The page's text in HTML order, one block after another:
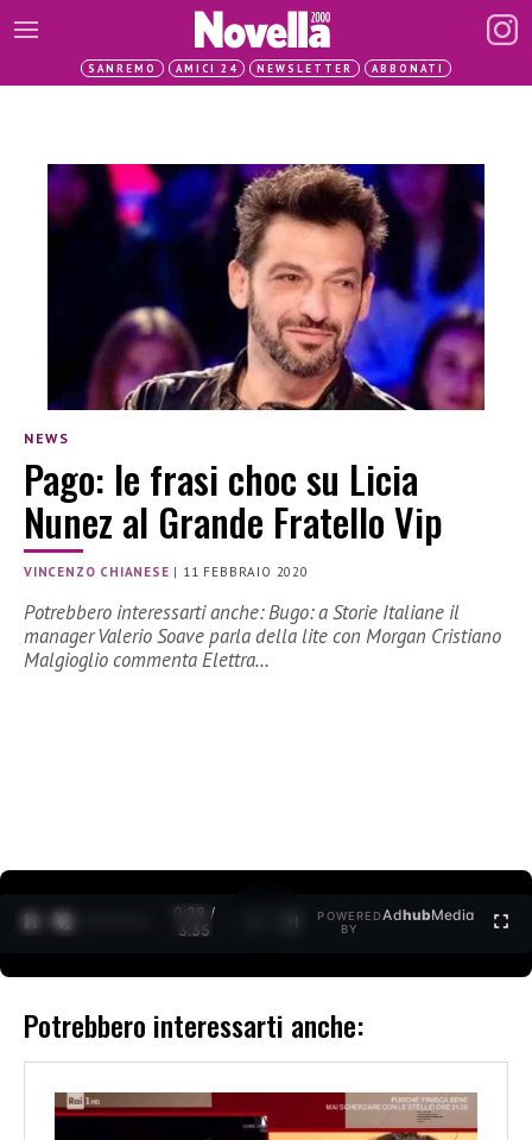
SANREMO AMICI 24 NEWSLETTER ABBONATI
NEWS
Pago: le frasi choc su Licia
Nunez al Grande Fratello Vip
VINCENZO CHIANESE | 11 FEBBRAIO 2020
Potrebbero interessarti anche: Bugo: a Storie Italiane il
manager Valerio Soave parla della lite con Morgan Cristiano
Malgioglio commenta Elettra…
0:28 /
3:35
POWERED
BY
AdhubMedia
Potrebbero interessarti anche: